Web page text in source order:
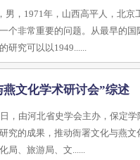
男，1971年，山西高平人，北
个非常重要的问题。从最早的
研究可以以1949......
文化学术研讨会”综述
，由河北省史学会主办，保定
究的成果，推动衙署文化与燕
局、旅游局、文......